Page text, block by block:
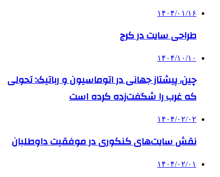
۱۴۰۴/۰۱/۱۶
طراحی سایت در کرج
۱۴۰۴/۱۰/۱۰
چین، پیشتاز جهانی در اتوماسیون و رباتیک: تحولی
که غرب را شگفت‌زده کرده است
۱۴۰۴/۰۲/۰۲
نقش سایت‌های کنکوری در موفقیت داوطلبان
۱۴۰۴/۰۲/۰۱